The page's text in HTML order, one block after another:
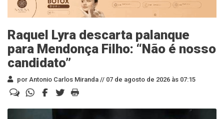
Raquel Lyra descarta palanque
para Mendonça Filho: “Não é nosso
candidato”
por Antonio Carlos Miranda // 07 de agosto de 2026 às 07:15